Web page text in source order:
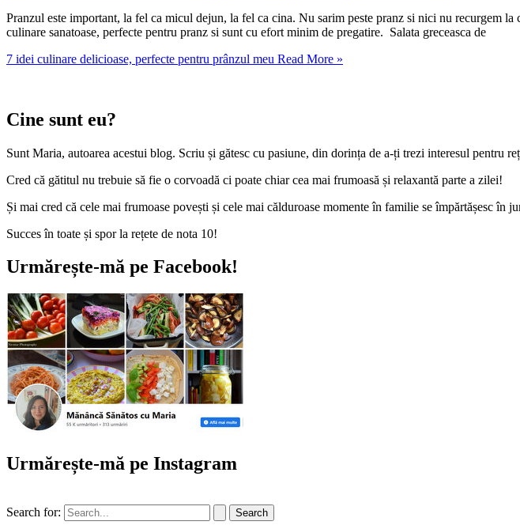
Pranzul este important, la fel ca micul dejun, la fel ca cina. Nu sarim peste pranz si nici nu recurgem
culinare sanatoase, perfecte pentru pranz si sunt cu efort minim de pregatire. Salata greceasca de
7 idei culinare delicioase, perfecte pentru prânzul meu Read More »
Cine sunt eu?
Sunt Maria, autoarea acestui blog. Scriu și gătesc cu pasiune, din dorința de a-ți trezi interesul pentru
Cred că gătitul nu trebuie să fie o corvoadă ci poate chiar cea mai frumoasă și relaxantă parte a zilei!
Și mai cred că cele mai frumoase povești și cele mai călduroase momente în familie se împărtășesc în
Succes în toate și spor la rețete de nota 10!
Urmărește-mă pe Facebook!
Urmărește-mă pe Instagram
Search for: